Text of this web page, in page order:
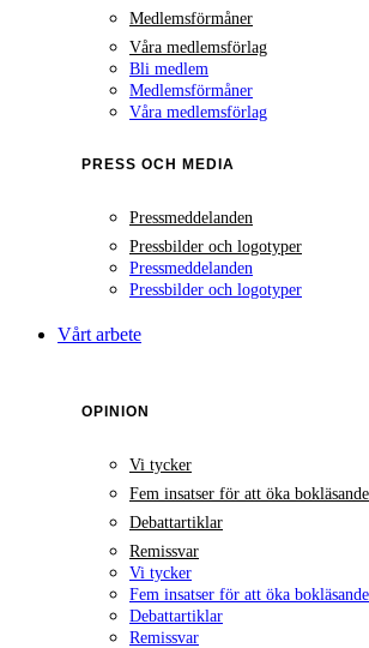
Medlemsförmåner
Våra medlemsförlag
Bli medlem
Medlemsförmåner
Våra medlemsförlag
PRESS OCH MEDIA
Pressmeddelanden
Pressbilder och logotyper
Pressmeddelanden
Pressbilder och logotyper
Vårt arbete
OPINION
Vi tycker
Fem insatser för att öka
Debattartiklar
Remissvar
Vi tycker
Fem insatser för att öka
Debattartiklar
Remissvar